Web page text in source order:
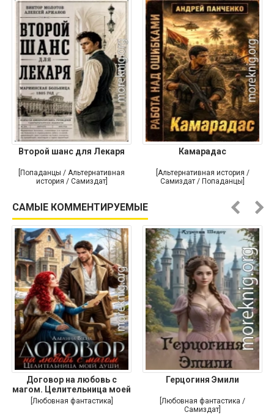
Второй шанс для Лекаря
[Попаданцы / Альтернативная
история / Самиздат]
Камарадас
[Альтернативная история /
Самиздат / Попаданцы]
САМЫЕ КОММЕНТИРУЕМЫЕ
Договор на любовь с
магом. Целительница моей
души
[Любовная фантастика]
Герцогиня Эмили
[Любовная фантастика /
Самиздат]